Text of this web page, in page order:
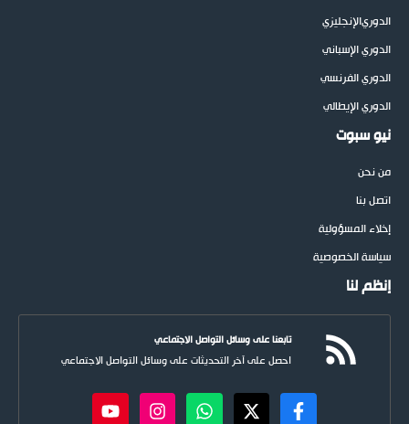
الدوريالإنجليزي
الدوري الإسباني
الدوري الفرنسي
الدوري الإيطالي
نيو سبوت
من نحن
اتصل بنا
إخلاء المسؤولية
سياسة الخصوصية
إنظم لنا
تابعنا على وسائل التواصل الاجتماعي
احصل على آخر التحديثات على وسائل التواصل الاجتماعي